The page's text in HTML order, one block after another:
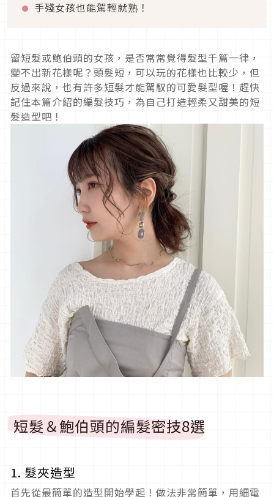
手殘女孩也能駕輕就熟！
留短髮或鮑伯頭的女孩，是否常常覺得髮型千篇一律，
變不出新花樣呢？頭髮短，可以玩的花樣也比較少，但
反過來說，也有許多短髮才能駕馭的可愛髮型喔！趕快
記住本篇介紹的編髮技巧，為自己打造輕柔又甜美的短
髮造型吧！
短髮＆鮑伯頭的編髮密技8選
1. 髮夾造型
首先從最簡單的造型開始學起！做法非常簡單，用細電